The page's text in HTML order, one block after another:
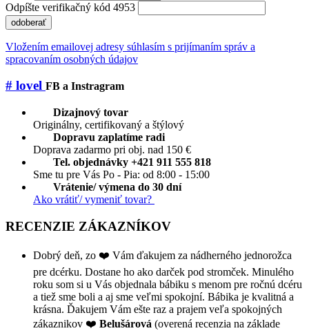
Odpíšte verifikačný kód 4953
odoberať
Vložením emailovej adresy súhlasím s prijímaním správ a
spracovaním osobných údajov
# lovel FB a Instragram
Dizajnový tovar
Originálny, certifikovaný a štýlový
Dopravu zaplatíme radi
Doprava zadarmo pri obj. nad 150 €
Tel. objednávky +421 911 555 818
Sme tu pre Vás Po - Pia: od 8:00 - 15:00
Vrátenie/ výmena do 30 dní
Ako vrátiť/ vymeniť tovar?
RECENZIE ZÁKAZNÍKOV
Dobrý deň, zo ❤️ Vám ďakujem za nádherného jednorožca
pre dcérku. Dostane ho ako darček pod stromček. Minulého
roku som si u Vás objednala bábiku s menom pre ročnú dcéru
a tiež sme boli a aj sme veľmi spokojní. Bábika je kvalitná a
krásna. Ďakujem Vám ešte raz a prajem veľa spokojných
zákaznikov ❤️ Belušárová (overená recenzia na základe